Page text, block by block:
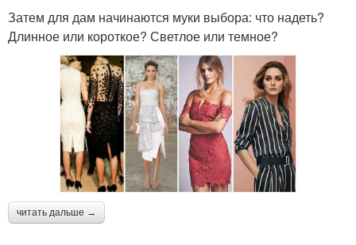
Затем для дам начинаются муки выбора: что надеть?
Длинное или короткое? Светлое или темное?
читать дальше →